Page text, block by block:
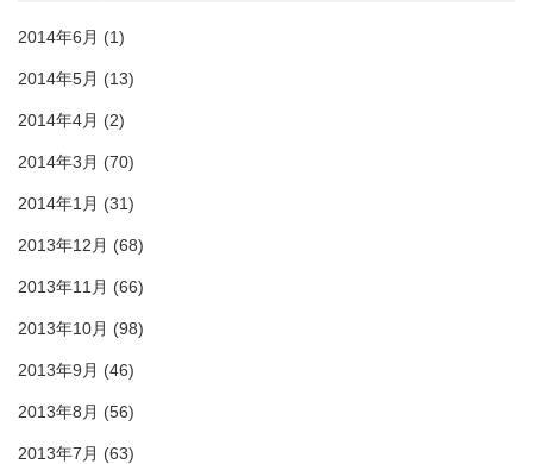
2014年6月 (1)
2014年5月 (13)
2014年4月 (2)
2014年3月 (70)
2014年1月 (31)
2013年12月 (68)
2013年11月 (66)
2013年10月 (98)
2013年9月 (46)
2013年8月 (56)
2013年7月 (63)